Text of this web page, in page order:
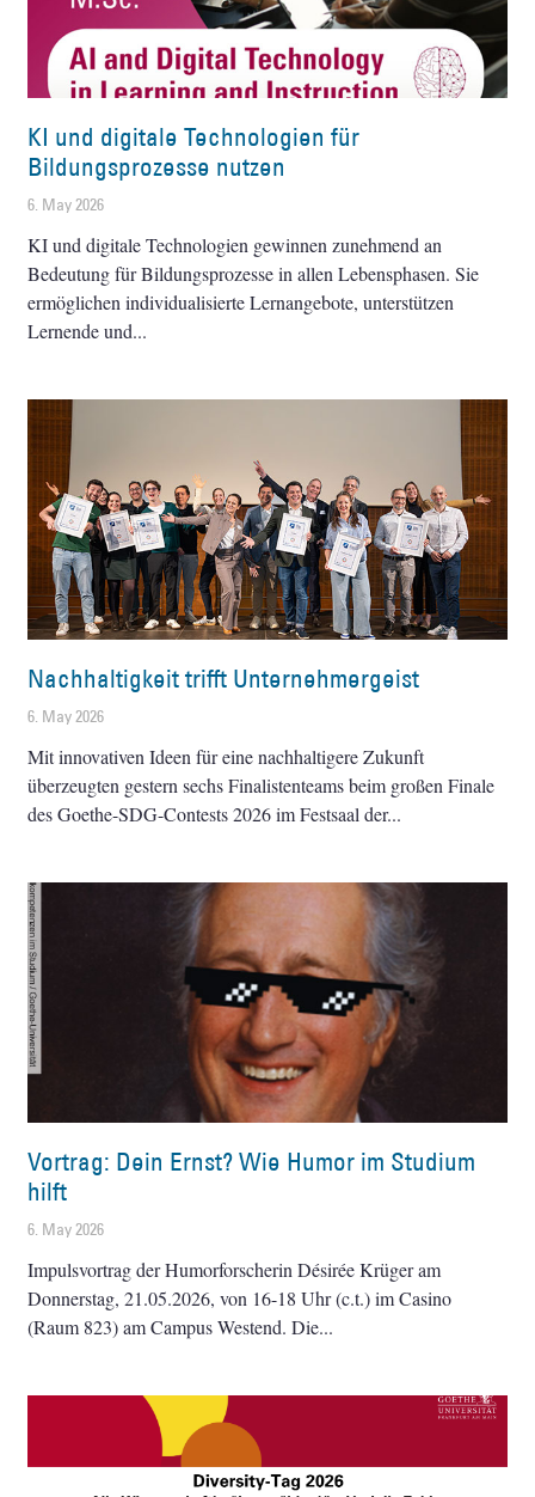
KI und digitale Technologien für
Bildungsprozesse nutzen
6. May 2026
KI und digitale Technologien gewinnen zunehmend an
Bedeutung für Bildungsprozesse in allen Lebensphasen. Sie
ermöglichen individualisierte Lernangebote, unterstützen
Lernende und
Nachhaltigkeit trifft Unternehmergeist
6. May 2026
Mit innovativen Ideen für eine nachhaltigere Zukunft
überzeugten gestern sechs Finalistenteams beim großen Finale
des Goethe-SDG-Contests 2026 im Festsaal der
Vortrag: Dein Ernst? Wie Humor im Studium
hilft
6. May 2026
Impulsvortrag der Humorforscherin Désirée Krüger am
Donnerstag, 21.05.2026, von 16-18 Uhr (c.t.) im Casino
(Raum 823) am Campus Westend. Die